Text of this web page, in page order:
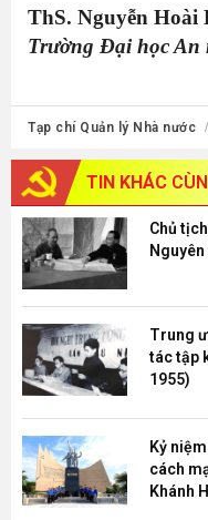
ThS. Nguyễn Hoài
Trường Đại học An
Tạp chí Quản lý Nhà nước
TIN KHÁC
Chủ
Nguyên
Trung
tác tập
1955)
Kỷ
cách
Khánh